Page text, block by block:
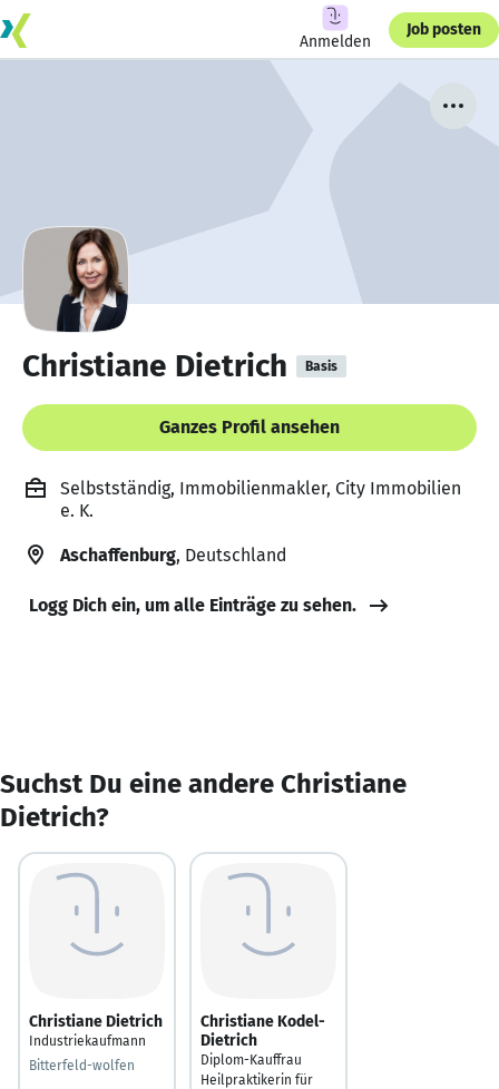
Anmelden
Job posten
Christiane Dietrich Basis
Ganzes Profil ansehen
Selbstständig, Immobilienmakler, City Immobilien
e. K.
Aschaffenburg, Deutschland
Logg Dich ein, um alle Einträge zu sehen.
Suchst Du eine andere Christiane
Dietrich?
Christiane Dietrich
Industriekaufmann
Bitterfeld-wolfen
Christiane Kodel-
Dietrich
Diplom-Kauffrau
Heilpraktikerin für